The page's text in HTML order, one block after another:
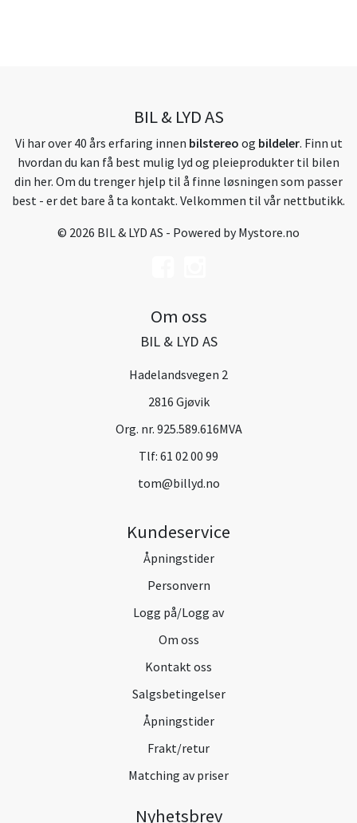
BIL & LYD AS
Vi har over 40 års erfaring innen bilstereo og bildeler. Finn ut
hvordan du kan få best mulig lyd og pleieprodukter til bilen
din her. Om du trenger hjelp til å finne løsningen som passer
best - er det bare å ta kontakt. Velkommen til vår nettbutikk.
© 2026 BIL & LYD AS - Powered byMystore.no
Om oss
BIL & LYD AS
Hadelandsvegen 2
2816 Gjøvik
Org. nr. 925.589.616MVA
Tlf: 61 02 00 99
tom@billyd.no
Kundeservice
Åpningstider
Personvern
Logg på/Logg av
Om oss
Kontakt oss
Salgsbetingelser
Åpningstider
Frakt/retur
Matching av priser
Nyhetsbrev